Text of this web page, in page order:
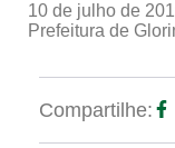
10 de julho de
Prefeitura de
Compartilhe: